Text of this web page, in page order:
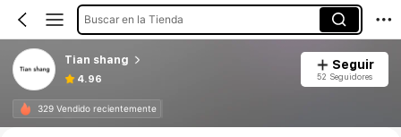
Buscar en la Tienda
Tian shang
4.96
Seguir
52 Seguidores
329 Vendido recientemente